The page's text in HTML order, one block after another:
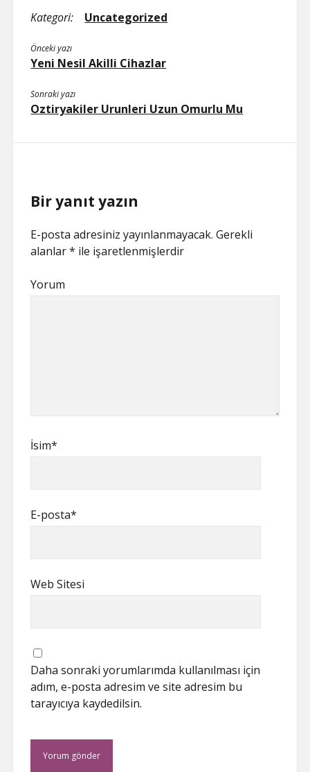
Kategori: Uncategorized
Önceki yazı
Yeni Nesil Akilli Cihazlar
Sonraki yazı
Oztiryakiler Urunleri Uzun Omurlu Mu
Bir yanıt yazın
E-posta adresiniz yayınlanmayacak. Gerekli
alanlar* ile işaretlenmişlerdir
Yorum
İsim*
E-posta*
Web Sitesi
Daha sonraki yorumlarımda kullanılması için
adım, e-posta adresim ve site adresim bu
tarayıcıya kaydedilsin.